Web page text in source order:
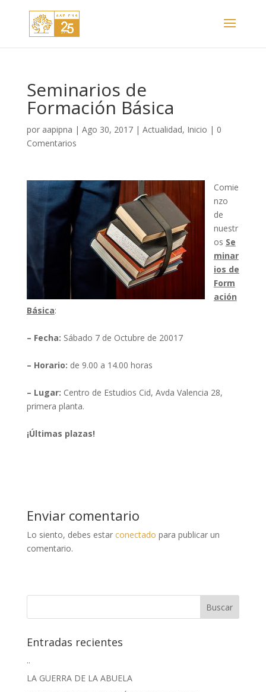
Seminarios de
Formación Básica
por aapipna | Ago 30, 2017| Actualidad, Inicio | 0
Comentarios
Comie
nzo
de
nuestr
os Se
minar
ios de
Form
ación
Básica:
– Fecha: Sábado 7 de Octubre de 20017
– Horario: de 9.00 a 14.00 horas
– Lugar: Centro de Estudios Cid, Avda Valencia 28,
primera planta.
¡Últimas plazas!
Enviar comentario
Lo siento, debes estar conectado para publicar un
comentario.
Entradas recientes
..
LA GUERRA DE LA ABUELA